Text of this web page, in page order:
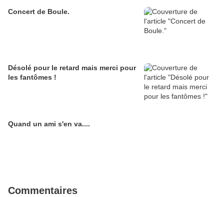
Concert de Boule.
Désolé pour le retard mais merci pour
les fantômes !
Quand un ami s'en va....
Commentaires